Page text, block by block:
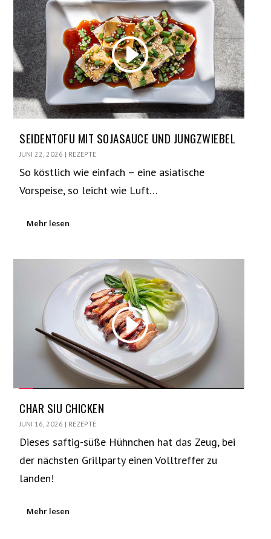
SEIDENTOFU MIT SOJASAUCE UND JUNGZWIEBEL
JUNI 22, 2026 | REZEPTE
So köstlich wie einfach – eine asiatische
Vorspeise, so leicht wie Luft…
Mehr lesen
CHAR SIU CHICKEN
JUNI 16, 2026 | REZEPTE
Dieses saftig-süße Hühnchen hat das Zeug, bei
der nächsten Grillparty einen Volltreffer zu
landen!
Mehr lesen